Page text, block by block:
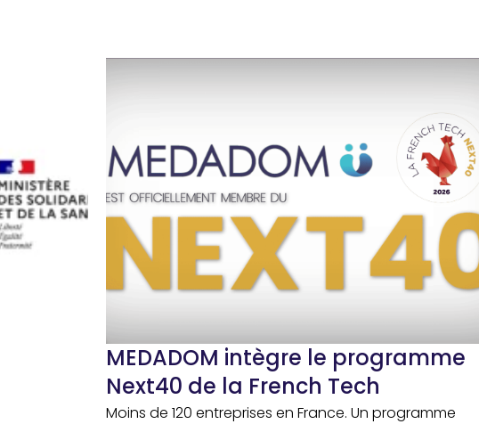
MEDADOM intègre le programme
Next40 de la French Tech
Moins de 120 entreprises en France. Un programme